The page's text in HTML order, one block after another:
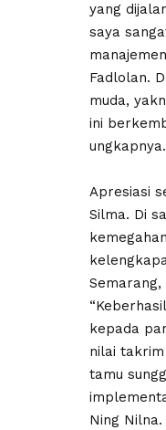
yang
saya
Fadlolan.
muda,
ini
ungkapnya.
Apresiasi
Silma. Di
kepada
nilai
tamu
Ning Nilna.